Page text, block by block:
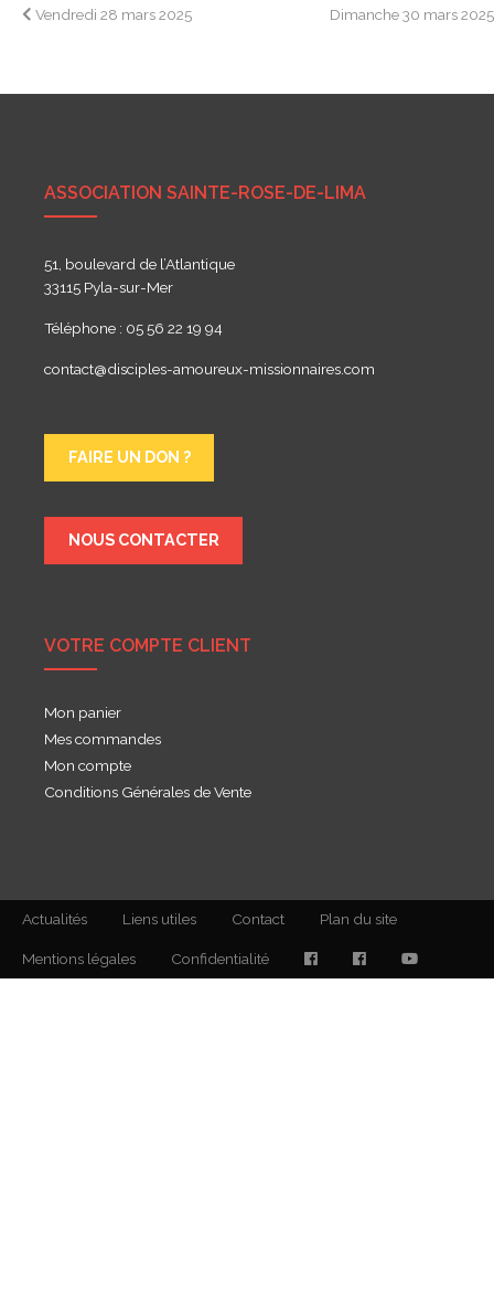
Navigation
Vendredi 28 mars 2025 Dimanche 30 mars
ASSOCIATION SAINTE-ROSE-DE-LIMA
51, boulevard de l’Atlantique
33115 Pyla-sur-Mer
Téléphone : 05 56 22 19 94
contact@disciples-amoureux-missionnaires.com
FAIRE UN DON ?
NOUS CONTACTER
VOTRE COMPTE CLIENT
Mon panier
Mes commandes
Mon compte
Conditions Générales de Vente
Actualités Liens utiles Contact Plan du site
Mentions légales Confidentialité